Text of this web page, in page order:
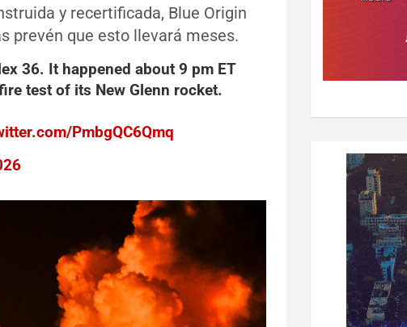
y recertificada, Blue Origin
prevén que esto llevará meses.
36. It happened about 9 pm ET
test of its New Glenn rocket.
PmbgQC6Qmq